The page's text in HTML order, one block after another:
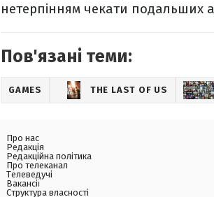
нетерпінням чекати подальших
Пов'язані теми:
GAMES THE LAST OF US
Про нас
Редакція
Редакційна політика
Про телеканал
Телеведучі
Вакансії
Структура власності